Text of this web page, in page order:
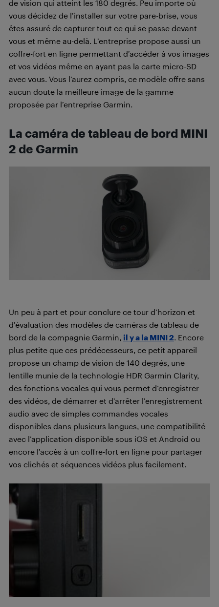
de vision qui atteint les 180 degrés. Peu importe où
vous décidez de l’installer sur votre pare-brise, vous
êtes assuré de capturer tout ce qui se passe devant
vous et même au-delà. L’entreprise propose aussi un
coffre-fort en ligne permettant d’accéder à vos images
et vos vidéos même en ayant pas la carte micro-SD
avec vous. Vous l’aurez compris, ce modèle offre sans
aucun doute la meilleure image de la gamme
proposée par l’entreprise Garmin.
La caméra de tableau de bord MINI
2 de Garmin
Un peu à part et pour conclure ce tour d’horizon et
d’évaluation des modèles de caméras de tableau de
bord de la compagnie Garmin, il y a la MINI 2 . Encore
plus petite que ces prédécesseurs, ce petit appareil
propose un champ de vision de 140 degrés, une
lentille munie de la technologie HDR Garmin Clarity,
des fonctions vocales qui vous permet d’enregistrer
des vidéos, de démarrer et d’arrêter l’enregistrement
audio avec de simples commandes vocales
disponibles dans plusieurs langues, une compatibilité
avec l’application disponible sous iOS et Android ou
encore l’accès à un coffre-fort en ligne pour partager
vos clichés et séquences vidéos plus facilement.